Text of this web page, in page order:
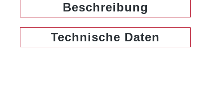
Beschreibung
Technische Daten